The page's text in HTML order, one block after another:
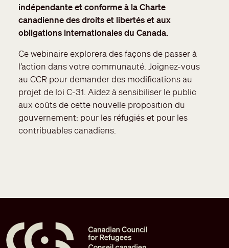
indépendante et conforme à la Charte
canadienne des droits et libertés et aux
obligations internationales du Canada.
Ce webinaire explorera des façons de passer à
l’action dans votre communauté. Joignez-vous
au CCR pour demander des modifications au
projet de loi C-31. Aidez à sensibiliser le public
aux coûts de cette nouvelle proposition du
gouvernement: pour les réfugiés et pour les
contribuables canadiens.